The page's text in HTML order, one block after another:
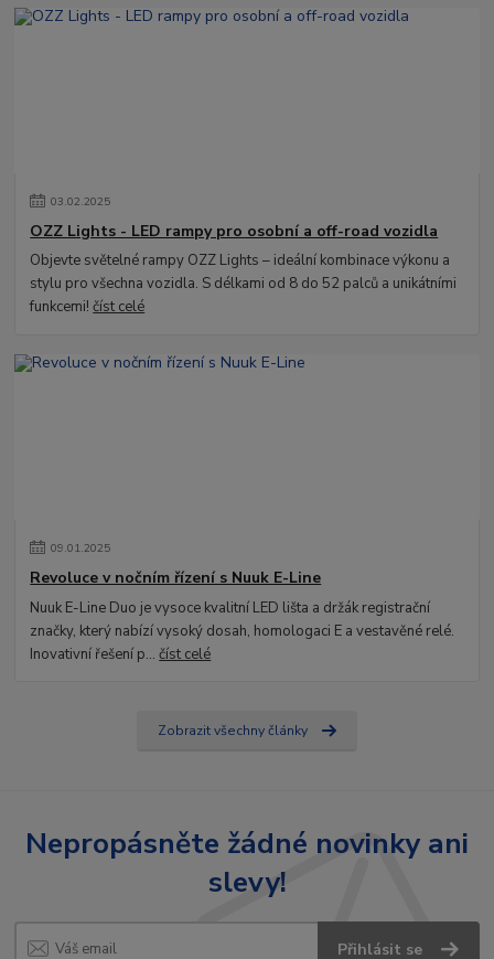
03.02.2025
OZZ Lights - LED rampy pro osobní a off-road vozidla
Objevte světelné rampy OZZ Lights – ideální kombinace výkonu a
stylu pro všechna vozidla. S délkami od 8 do 52 palců a unikátními
funkcemi!číst celé
09.01.2025
Revoluce v nočním řízení s Nuuk E-Line
Nuuk E-Line Duo je vysoce kvalitní LED lišta a držák registrační
značky, který nabízí vysoký dosah, homologaci E a vestavěné relé.
Inovativní řešení p...číst celé
Zobrazit všechny články
Nepropásněte žádné novinky ani
slevy!
Přihlásit se